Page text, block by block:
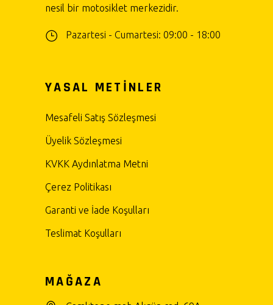
nesil bir motosiklet merkezidir.
Pazartesi - Cumartesi: 09:00 - 18:00
YASAL METİNLER
Mesafeli Satış Sözleşmesi
Üyelik Sözleşmesi
KVKK Aydınlatma Metni
Çerez Politikası
Garanti ve İade Koşulları
Teslimat Koşulları
MAĞAZA